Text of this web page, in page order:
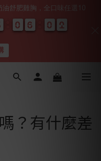
？有什麼差
舒肥雞胸，全口味任選10
0
0
0
0 6
6
5 0
0
5 0
0
0
0
9